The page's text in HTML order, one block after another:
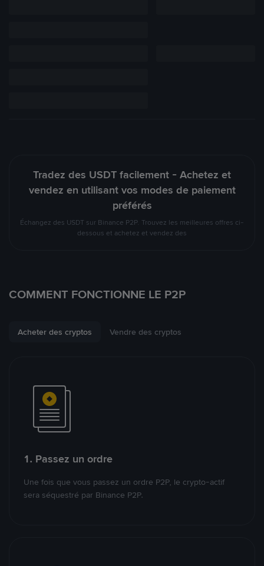
Tradez des USDT facilement - Achetez et
vendez en utilisant vos modes de paiement
préférés
Échangez des USDT sur Binance P2P. Trouvez les meilleures offres ci-
dessous et achetez et vendez des
COMMENT FONCTIONNE LE P2P
Acheter des cryptos Vendre des cryptos
1. Passez un ordre
Une fois que vous passez un ordre P2P, le crypto-actif
sera séquestré par Binance P2P.